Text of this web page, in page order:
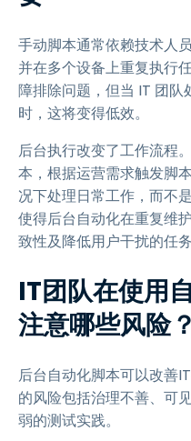
手动脚本通常依赖技术人
并在多个设备上重复执行
障排除问题，但当 IT 团
时，这将变得低效。
后台执行改变了工作流程
本，根据运营需求触发脚
况下处理日常工作，而不
使得后台自动化在重复维
致性及降低用户干扰的任
IT团队在使用
注意哪些风险？
后台自动化脚本可以改善
的风险包括治理不善、可
弱的测试实践。